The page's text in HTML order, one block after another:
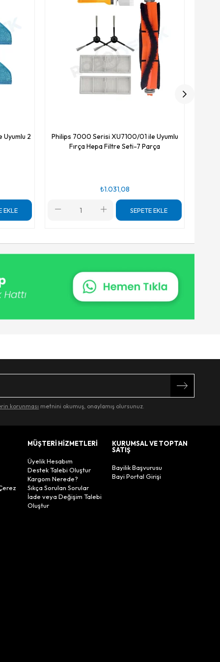
2
EKLE
Philips 7000 Serisi XU7100/01 ile Uyumlu
Fırça Hepa Filtre Seti-7 Parça
₺1.031,08
SEPETE EKLE
korunması metnini okumuş, onaylamış olursunuz.
MÜŞTERİ HİZMETLERİ
Üyelik Hesabım
Destek Talebi Oluştur
Kargom Nerede?
Sıkça Sorulan Sorular
İade veya Değişim Talebi
Oluştur
KURUMSAL VE TOPTAN
SATIŞ
Bayilik Başvurusu
Bayi Portal Girişi